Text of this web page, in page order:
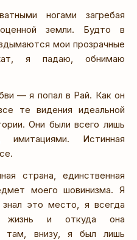
ногами загребая
земли. Будто в
мои прозрачные
я падаю, обнимаю
— я попал в Рай. Как он
те видения идеальной
Они были всего лишь
имитациями. Истинная
страна, единственная
моего шовинизма. Я
это место, я всегда
жизнь и откуда она
там, внизу, я был лишь